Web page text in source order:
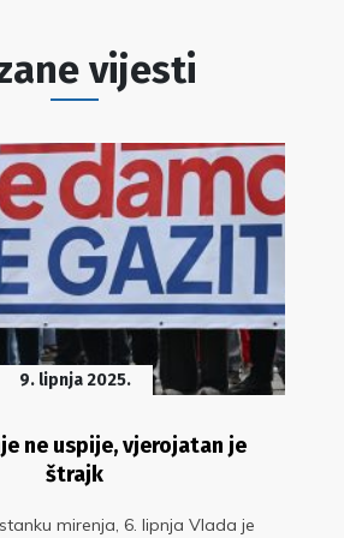
vijesti
9. lipnja 2025.
ne uspije, vjerojatan je
štrajk
mirenja, 6. lipnja Vlada je